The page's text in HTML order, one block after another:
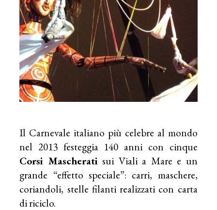
Il Carnevale italiano più celebre al mondo
nel 2013 festeggia 140 anni con cinque
Corsi Mascheratisui Viali a Mare e un
grande “effetto speciale”: carri, maschere,
coriandoli, stelle filanti realizzati con carta
di riciclo.